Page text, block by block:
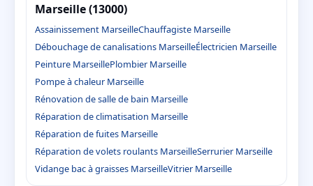
Marseille (13000)
Assainissement MarseilleChauffagiste Marseille
Débouchage de canalisations MarseilleÉlectricien Marseille
Peinture MarseillePlombier Marseille
Pompe à chaleur Marseille
Rénovation de salle de bain Marseille
Réparation de climatisation Marseille
Réparation de fuites Marseille
Réparation de volets roulants MarseilleSerrurier Marseille
Vidange bac à graisses MarseilleVitrier Marseille